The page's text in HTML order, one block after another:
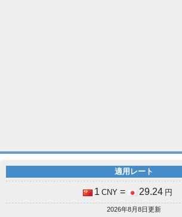
適用レート
1 CNY = 29.24 円
2026年8月8日更新